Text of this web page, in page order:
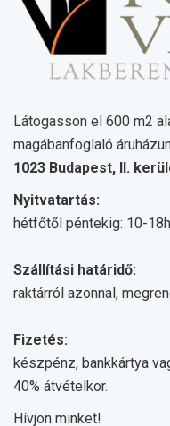
Látogasson el 600 m2
magábanfoglaló
1023 Budapest, II.
Nyitvatartás:
hétfőtől péntekig: 10-
Szállítási határidő:
raktárról azonnal,
Fizetés:
készpénz, bankkártya
40% átvételkor.
Hívjon minket!